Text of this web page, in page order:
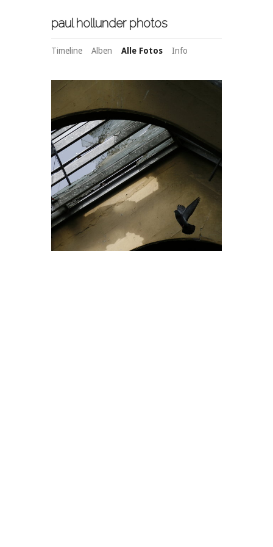
paul hollunder photos
Timeline Alben Alle Fotos Info